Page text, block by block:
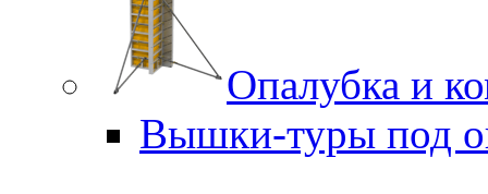
Опалубка и
Вышки-туры под